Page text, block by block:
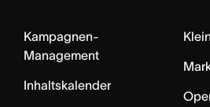
Kampagnen-
Management
Inhaltskalender